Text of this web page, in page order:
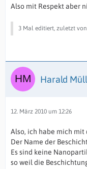
Also mit Respekt aber
3 Mal editiert, zuletzt von
Harald
12. März 2010 um 12:26
Also, ich habe mich
Der Name der
Es sind keine
so weil die